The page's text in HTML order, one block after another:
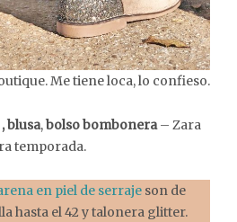
Me tiene loca, lo confieso.
blusa,bolso bombonera– Zara
temporada.
en piel de serraje son de
hasta el 42 y talonera glitter.